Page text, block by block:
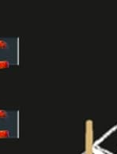
– Collection